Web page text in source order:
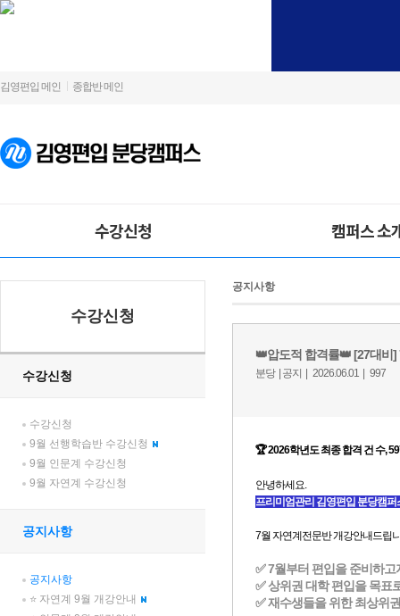
김영편입 메인 종합반 메인
수강신청 캠퍼스 소
수강신청
수강신청
수강신청
9월 선행학습반 수강신청
9월 인문계 수강신청
9월 자연계 수강신청
공지사항
공지사항
⭐ 자연계 9월 개강안내
공지사항